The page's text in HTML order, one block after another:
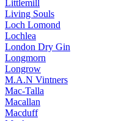
Littlemill
Living Souls
Loch Lomond
Lochlea
London Dry Gin
Longmorn
Longrow
M.A.N Vintners
Mac-Talla
Macallan
Macduff